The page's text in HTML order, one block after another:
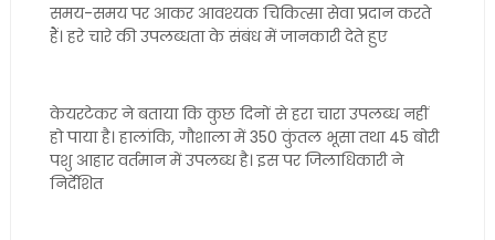
समय-समय पर आकर आवश्यक चिकित्सा सेवा प्रदान करते
हैं। हरे चारे की उपलब्धता के संबंध में जानकारी देते हुए
केयरटेकर ने बताया कि कुछ दिनों से हरा चारा उपलब्ध नहीं
हो पाया है। हालांकि, गौशाला में 350 कुंतल भूसा तथा 45 बोरी
पशु आहार वर्तमान में उपलब्ध है। इस पर जिलाधिकारी ने
निर्देशित